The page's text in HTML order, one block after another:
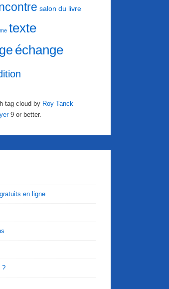
salon du livre
texte
échange
tag cloud by Roy Tanck
9 or better.
en ligne
?